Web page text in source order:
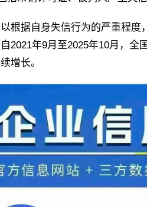
根据自身失信行为的严重程
2021年9月至2025年10月，
增长。